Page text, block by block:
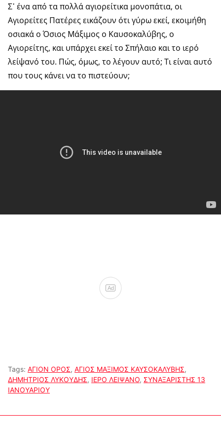
Σ᾿ ένα από τα πολλά αγιορείτικα μονοπάτια, οι
Αγιορείτες Πατέρες εικάζουν ότι γύρω εκεί, εκοιμήθη
οσιακά ο Όσιος Μάξιμος ο Καυσοκαλύβης, ο
Αγιορείτης, και υπάρχει εκεί το Σπήλαιο και το ιερό
λείψανό του. Πώς, όμως, το λέγουν αυτό; Τι είναι αυτό
που τους κάνει να το πιστεύουν;
Ad
Tags: ΑΓΙΟΝ ΟΡΟΣ, ΑΓΙΟΣ ΜΑΞΙΜΟΣ ΚΑΥΣΟΚΑΛΥΒΗΣ,
ΔΗΜΗΤΡΙΟΣ ΛΥΚΟΥΔΗΣ, ΙΕΡΟ ΛΕΙΨΑΝΟ, ΣΥΝΑΞΑΡΙΣΤΗΣ 13
ΙΑΝΟΥΑΡΙΟΥ